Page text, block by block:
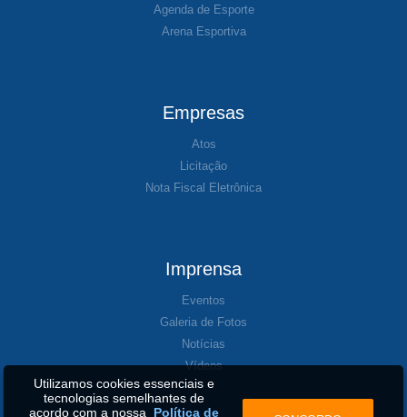
Agenda de Esporte
Arena Esportiva
Empresas
Atos
Licitação
Nota Fiscal Eletrônica
Imprensa
Eventos
Galeria de Fotos
Notícias
Vídeos
Utilizamos cookies essenciais e
tecnologias semelhantes de
acordo com a nossa Política de